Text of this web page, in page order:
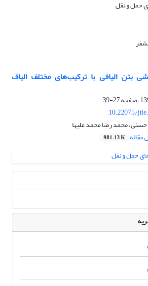
بتن الیافی با ترکیب‌های‌ مختلف الیاف
27-39
10.22075/
محمد رضا محمد علیها
مقاله 981.13 K